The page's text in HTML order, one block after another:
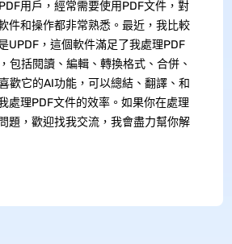
用戶，經常需要使用PDF文件，對
件和操作都非常熟悉。最近，我比較
UPDF，這個軟件滿足了我處理PDF
包括閱讀、編輯、轉換格式、合併、
歡它的AI功能，可以總結、翻譯、和
處理PDF文件的效率。如果你在處理
題，歡迎找我交流，我會盡力幫你解